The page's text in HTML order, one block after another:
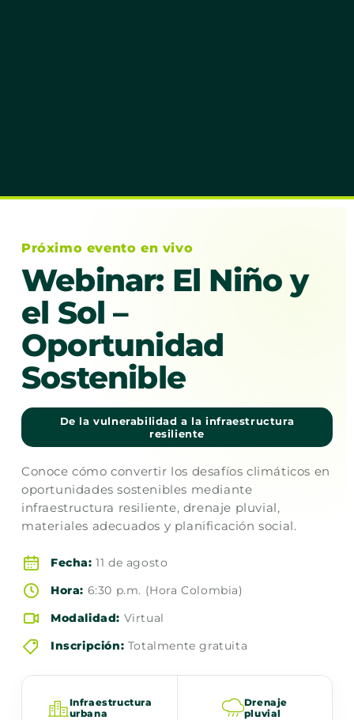
Próximo evento en vivo
Webinar: El Niño y
el Sol –
Oportunidad
Sostenible
De la vulnerabilidad a la infraestructura
resiliente
Conoce cómo convertir los desafíos climáticos en
oportunidades sostenibles mediante
infraestructura resiliente, drenaje pluvial,
materiales adecuados y planificación social.
Fecha: 11 de agosto
Hora: 6:30 p.m. (Hora Colombia)
Modalidad: Virtual
Inscripción: Totalmente gratuita
Infraestructura
urbana
Drenaje
pluvial